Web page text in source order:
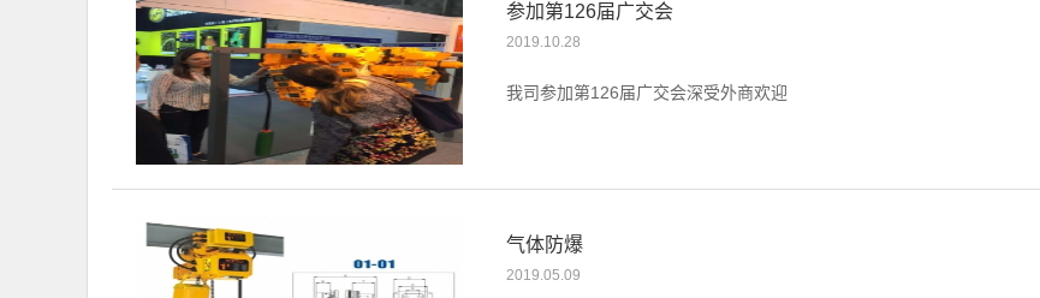
参加第126届广交会
2019.10.28
我司参加第126届广交会深受外商欢迎
气体防爆
2019.05.09